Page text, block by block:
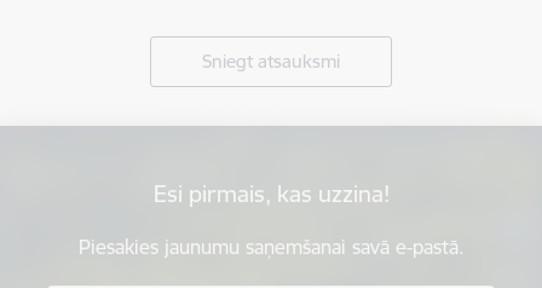
Sniegt atsauksmi
Esi pirmais, kas uzzina!
Piesakies jaunumu saņemšanai savā e-pastā.